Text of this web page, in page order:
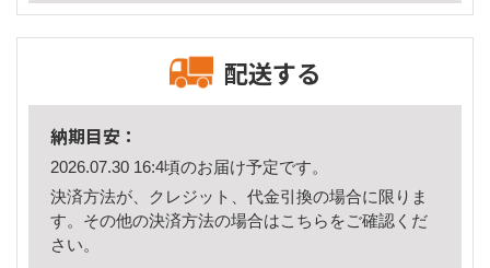
配送する
納期目安：
2026.07.30 16:4頃のお届け予定です。
決済方法が、クレジット、代金引換の場合に限りま
す。その他の決済方法の場合はこちら をご確認くだ
さい。